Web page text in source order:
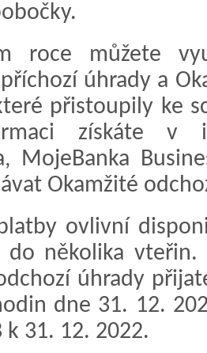
roce můžete
úhrady a
přistoupily ke
získáte v
MojeBanka
Okamžité
ovlivní
do několika vteřin.
úhrady
dne 31. 12.
k 31. 12. 2022.